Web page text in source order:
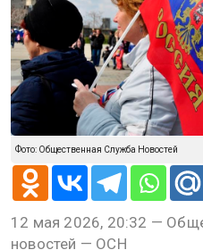
Фото: Общественная Служба Новостей
12 мая 2026, 20:32 —
новостей — ОСН